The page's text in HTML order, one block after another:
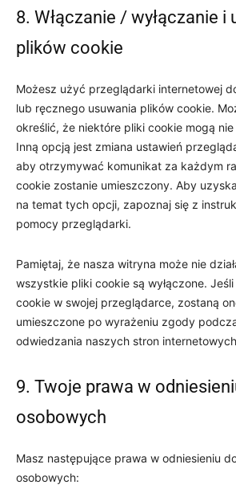
8. Włączanie / wyłączanie i
plików cookie
Możesz użyć przeglądarki internetowej
lub ręcznego usuwania plików cookie.
określić, że niektóre pliki cookie mogą
Inną opcją jest zmiana ustawień
aby otrzymywać komunikat za każdym
cookie zostanie umieszczony. Aby
na temat tych opcji, zapoznaj się z
pomocy przeglądarki.
Pamiętaj, że nasza witryna może nie
wszystkie pliki cookie są wyłączone.
cookie w swojej przeglądarce, zostaną
umieszczone po wyrażeniu zgody
odwiedzania naszych stron
9. Twoje prawa w
osobowych
Masz następujące prawa w odniesieniu
osobowych: